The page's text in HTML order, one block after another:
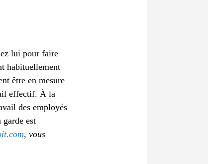
lui pour faire
habituellement
être en mesure
effectif. À la
des employés
est
, vous